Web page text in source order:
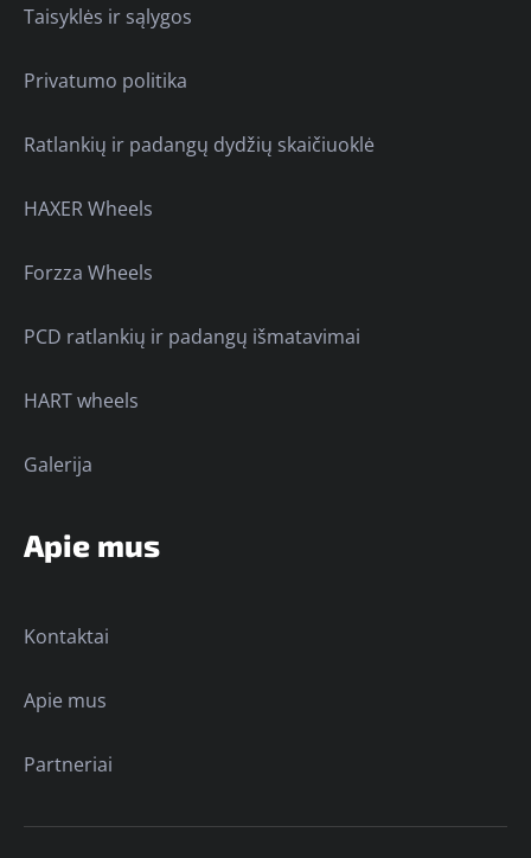
Taisyklės ir sąlygos
Privatumo politika
Ratlankių ir padangų dydžių skaičiuoklė
HAXER Wheels
Forzza Wheels
PCD ratlankių ir padangų išmatavimai
HART wheels
Galerija
Apie mus
Kontaktai
Apie mus
Partneriai